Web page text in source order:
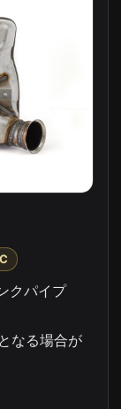
クパイプ
なる場合が